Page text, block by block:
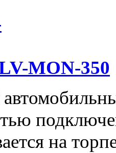
MON-350
на